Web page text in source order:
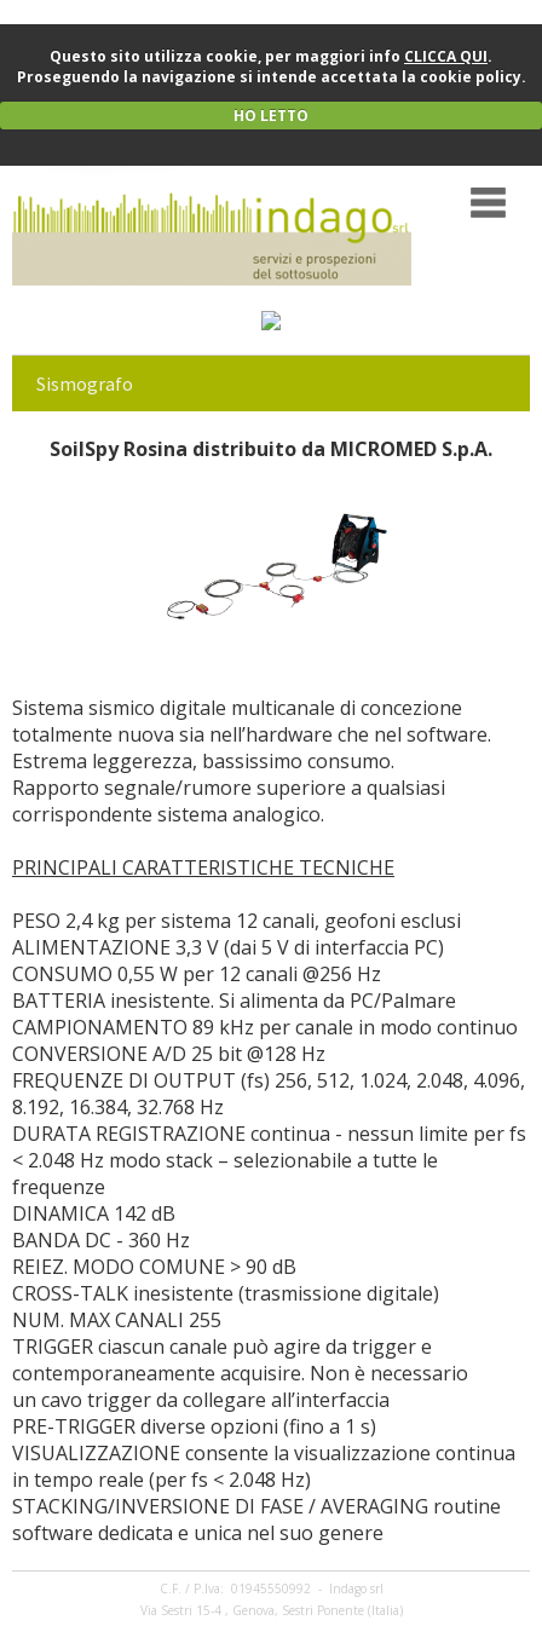
Questo sito utilizza cookie, per maggiori info CLICCA QUI.
Proseguendo la navigazione si intende accettata la cookie policy.
HO LETTO
Sismografo
SoilSpy Rosina distribuito da MICROMED S.p.A.
Sistema sismico digitale multicanale di concezione
totalmente nuova sia nell’hardware che nel software.
Estrema leggerezza, bassissimo consumo.
Rapporto segnale/rumore superiore a qualsiasi
corrispondente sistema analogico.
PRINCIPALI CARATTERISTICHE TECNICHE
PESO 2,4 kg per sistema 12 canali, geofoni esclusi
ALIMENTAZIONE 3,3 V (dai 5 V di interfaccia PC)
CONSUMO 0,55 W per 12 canali @256 Hz
BATTERIA inesistente. Si alimenta da PC/Palmare
CAMPIONAMENTO 89 kHz per canale in modo continuo
CONVERSIONE A/D 25 bit @128 Hz
FREQUENZE DI OUTPUT (fs) 256, 512, 1.024, 2.048, 4.096,
8.192, 16.384, 32.768 Hz
DURATA REGISTRAZIONE continua - nessun limite per fs
< 2.048 Hz modo stack – selezionabile a tutte le
frequenze
DINAMICA 142 dB
BANDA DC - 360 Hz
REIEZ. MODO COMUNE > 90 dB
CROSS-TALK inesistente (trasmissione digitale)
NUM. MAX CANALI 255
TRIGGER ciascun canale può agire da trigger e
contemporaneamente acquisire. Non è necessario
un cavo trigger da collegare all’interfaccia
PRE-TRIGGER diverse opzioni (fino a 1 s)
VISUALIZZAZIONE consente la visualizzazione continua
in tempo reale (per fs < 2.048 Hz)
STACKING/INVERSIONE DI FASE / AVERAGING routine
software dedicata e unica nel suo genere
C.F. / P.Iva: 01945550992 - Indago srl
Via Sestri 15-4 , Genova, Sestri Ponente (Italia)